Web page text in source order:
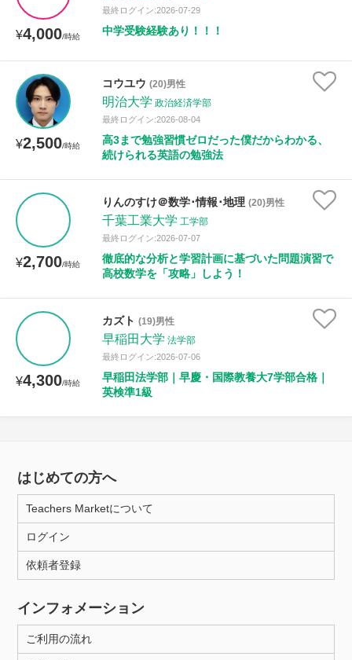
¥4,000/時給
最終ログイン:2026-07-29
中学受験経験あり！！！
¥2,500/時給
コウユウ (20)男性
明治大学 政治経済学部
最終ログイン:2026-08-04
高3まで勉強習慣ゼロだった僕だからわかる、
続けられる英語の勉強法
¥2,700/時給
りんのすけ＠数学･情報･地理 (20)男性
千葉工業大学 工学部
最終ログイン:2026-07-07
徹底的な分析と学習計画に基づいた問題演習で
高校数学を「攻略」しよう！
¥4,300/時給
カズト (19)男性
早稲田大学 法学部
最終ログイン:2026-07-06
早稲田法学部｜早慶・国際教養大7学部合格｜
英検準1級
はじめての方へ
Teachers Marketについて
ログイン
依頼者登録
インフォメーション
ご利用の流れ